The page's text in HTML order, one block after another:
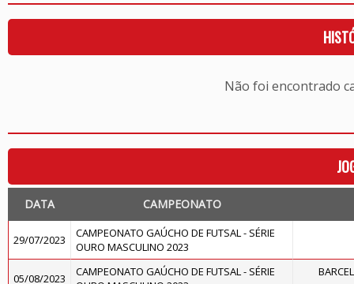
Não foi encontrado
DATA CAMPEONATO
29/07/2023
CAMPEONATO GAÚCHO DE FUTSAL - SÉRIE
OURO MASCULINO 2023
05/08/2023
CAMPEONATO GAÚCHO DE FUTSAL - SÉRIE